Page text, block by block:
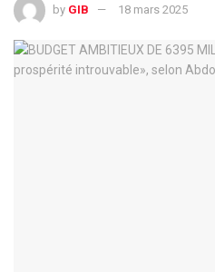
by GIB 18 mars 2025